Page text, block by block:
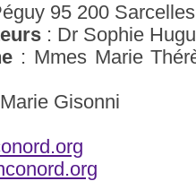
95 200 Sarcelles
: Dr Sophie
: Mmes Marie
Gisonni